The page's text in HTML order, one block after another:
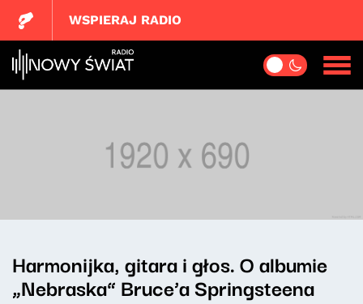
WSPIERAJ RADIO
Harmonijka, gitara i głos. O albumie
„Nebraska” Bruce’a Springsteena